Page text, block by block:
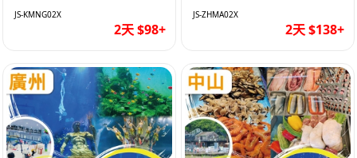
純玩2天
JS-KMNG02X
2天 $98+
JS-ZHMA02X
2天 $138+